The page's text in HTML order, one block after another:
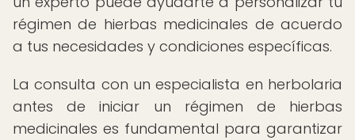
régimen de hierbas medicinales de acuerdo
a tus necesidades y condiciones específicas.
La consulta con un especialista en herbolaria
antes de iniciar un régimen de hierbas
medicinales es fundamental para garantizar